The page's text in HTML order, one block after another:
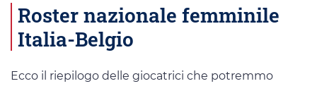
Roster nazionale femminile
Italia-Belgio
Ecco il riepilogo delle giocatrici che potremmo